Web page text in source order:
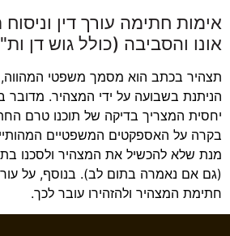
אימות חתימה עורך דין
אונו והסביבה (כולל גוש דן
תצהיר בכתב הוא מסמך משפטי המהווה,
הניתנת בשבועה על ידי המצהיר. מדובר
יחסית המצריך בדיקה של תוכנו טרם
בקרה על האספקטים המשפטיים
מנת שלא להכשיל את המצהיר ולסכנו
(גם אם נאמרה בתום לב). בנוסף, על
חתימת המצהיר ולהזהירו עובר לכך.